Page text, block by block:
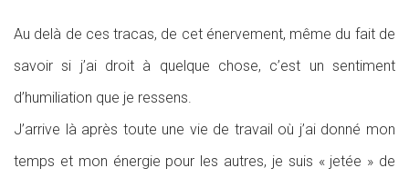
Au delà de ces tracas, de cet énervement, même du fait de
savoir si j’ai droit à quelque chose, c’est un sentiment
d’humiliation que je ressens.
J’arrive là après toute une vie de travail où j’ai donné mon
temps et mon énergie pour les autres, je suis « jetée » de